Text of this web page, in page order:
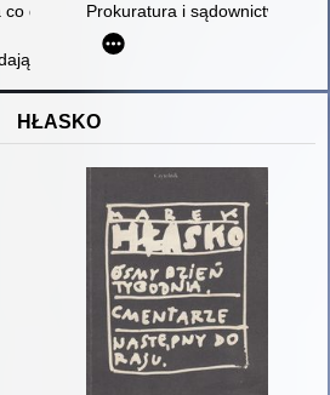
co do przepisów prawa
Prokuratura i sądownictwo
realizatorzy procedury "Niebieskie
HŁASKO